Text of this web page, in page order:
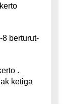
berturut-
.
ketiga